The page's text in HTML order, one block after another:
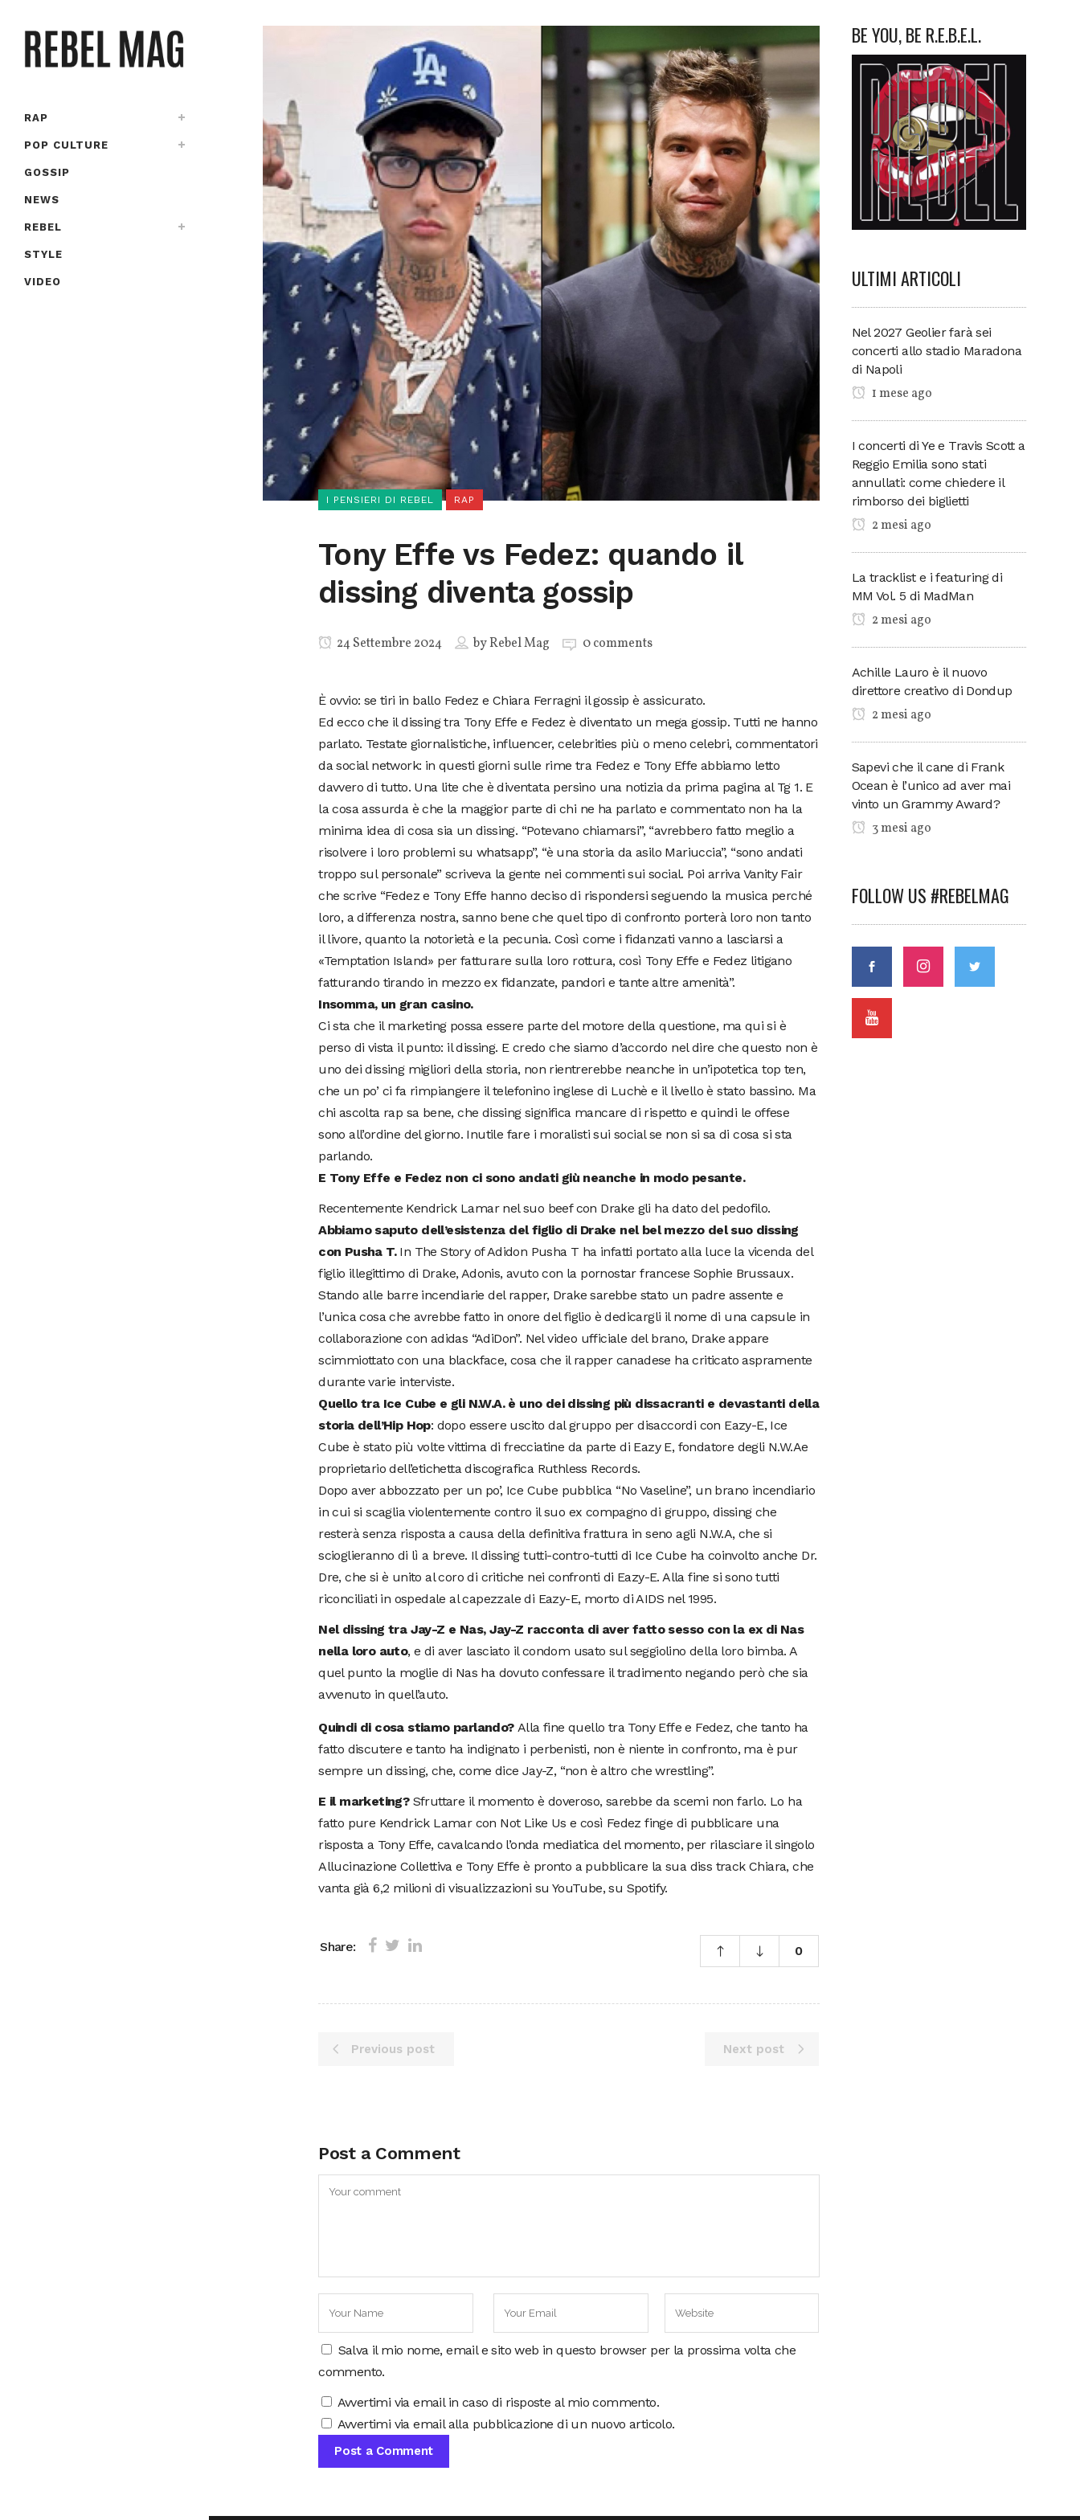
RAP
POP CULTURE
GOSSIP
NEWS
REBEL
STYLE
VIDEO
I PENSIERI DI REBEL RAP
Tony Effe vs Fedez: quando il
dissing diventa gossip
24 Settembre 2024 byRebel Mag 0 comments
È ovvio: se tiri in ballo Fedez e Chiara Ferragni il gossip è assicurato.
Ed ecco che il dissing tra Tony Effe e Fedez è diventato un mega gossip. Tutti ne hanno
parlato. Testate giornalistiche, influencer, celebrities più o meno celebri, commentatori
da social network: in questi giorni sulle rime tra Fedez e Tony Effe abbiamo letto
davvero di tutto. Una lite che è diventata persino una notizia da prima pagina al Tg 1. E
la cosa assurda è che la maggior parte di chi ne ha parlato e commentato non ha la
minima idea di cosa sia un dissing. “Potevano chiamarsi”, “avrebbero fatto meglio a
risolvere i loro problemi su whatsapp”, “è una storia da asilo Mariuccia”, “sono andati
troppo sul personale” scriveva la gente nei commenti sui social. Poi arriva Vanity Fair
che scrive “Fedez e Tony Effe hanno deciso di rispondersi seguendo la musica perché
loro, a differenza nostra, sanno bene che quel tipo di confronto porterà loro non tanto
il livore, quanto la notorietà e la pecunia. Così come i fidanzati vanno a lasciarsi a
«Temptation Island» per fatturare sulla loro rottura, così Tony Effe e Fedez litigano
fatturando tirando in mezzo ex fidanzate, pandori e tante altre amenità”.
Insomma, un gran casino.
Ci sta che il marketing possa essere parte del motore della questione, ma qui si è
perso di vista il punto: il dissing. E credo che siamo d’accordo nel dire che questo non è
uno dei dissing migliori della storia, non rientrerebbe neanche in un’ipotetica top ten,
che un po’ ci fa rimpiangere il telefonino inglese di Luchè e il livello è stato bassino. Ma
chi ascolta rap sa bene, che dissing significa mancare di rispetto e quindi le offese
sono all’ordine del giorno. Inutile fare i moralisti sui social se non si sa di cosa si sta
parlando.
E Tony Effe e Fedez non ci sono andati giù neanche in modo pesante.
Recentemente Kendrick Lamar nel suo beef con Drake gli ha dato del pedofilo.
Abbiamo saputo dell’esistenza del figlio di Drake nel bel mezzo del suo dissing
con Pusha T.In The Story of Adidon Pusha T ha infatti portato alla luce la vicenda del
figlio illegittimo di Drake, Adonis, avuto con la pornostar francese Sophie Brussaux.
Stando alle barre incendiarie del rapper, Drake sarebbe stato un padre assente e
l’unica cosa che avrebbe fatto in onore del figlio è dedicargli il nome di una capsule in
collaborazione con adidas “AdiDon”. Nel video ufficiale del brano, Drake appare
scimmiottato con una blackface, cosa che il rapper canadese ha criticato aspramente
durante varie interviste.
Quello tra Ice Cube e gli N.W.A. è uno dei dissing più dissacranti e devastanti della
storia dell’Hip Hop: dopo essere uscito dal gruppo per disaccordi con Eazy-E, Ice
Cube è stato più volte vittima di frecciatine da parte di Eazy E, fondatore degli N.W.Ae
proprietario dell’etichetta discografica Ruthless Records.
Dopo aver abbozzato per un po’, Ice Cube pubblica “No Vaseline”, un brano incendiario
in cui si scaglia violentemente contro il suo ex compagno di gruppo, dissing che
resterà senza risposta a causa della definitiva frattura in seno agli N.W.A, che si
scioglieranno di lì a breve. Il dissing tutti-contro-tutti di Ice Cube ha coinvolto anche Dr.
Dre, che si è unito al coro di critiche nei confronti di Eazy-E. Alla fine si sono tutti
riconciliati in ospedale al capezzale di Eazy-E, morto di AIDS nel 1995.
Nel dissing tra Jay-Z e Nas, Jay-Z racconta di aver fatto sesso con la ex di Nas
nella loro auto, e di aver lasciato il condom usato sul seggiolino della loro bimba. A
quel punto la moglie di Nas ha dovuto confessare il tradimento negando però che sia
avvenuto in quell’auto.
Quindi di cosa stiamo parlando?Alla fine quello tra Tony Effe e Fedez, che tanto ha
fatto discutere e tanto ha indignato i perbenisti, non è niente in confronto, ma è pur
sempre un dissing, che, come dice Jay-Z, “non è altro che wrestling”.
E il marketing? Sfruttare il momento è doveroso, sarebbe da scemi non farlo. Lo ha
fatto pure Kendrick Lamar con Not Like Us e così Fedez finge di pubblicare una
risposta a Tony Effe, cavalcando l’onda mediatica del momento, per rilasciare il singolo
Allucinazione Collettiva e Tony Effe è pronto a pubblicare la sua diss track Chiara, che
vanta già 6,2 milioni di visualizzazioni su YouTube, su Spotify.
Share: 0
Previous post Next post
Post a Comment
Salva il mio nome, email e sito web in questo browser per la prossima volta che
commento.
Avvertimi via email in caso di risposte al mio commento.
Avvertimi via email alla pubblicazione di un nuovo articolo.
BE YOU, BE R.E.B.E.L.
ULTIMI ARTICOLI
Nel 2027 Geolier farà sei
concerti allo stadio Maradona
di Napoli
1 mese ago
I concerti di Ye e Travis Scott a
Reggio Emilia sono stati
annullati: come chiedere il
rimborso dei biglietti
2 mesi ago
La tracklist e i featuring di
MM Vol. 5 di MadMan
2 mesi ago
Achille Lauro è il nuovo
direttore creativo di Dondup
2 mesi ago
Sapevi che il cane di Frank
Ocean è l’unico ad aver mai
vinto un Grammy Award?
3 mesi ago
FOLLOW US #REBELMAG